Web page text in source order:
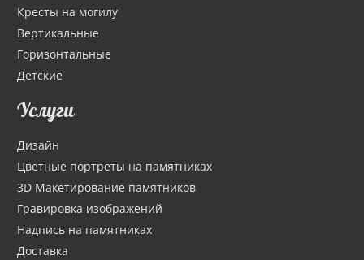
Кресты на могилу
Вертикальные
Горизонтальные
Детские
Услуги
Дизайн
Цветные портреты на памятниках
3D Макетирование памятников
Гравировка изображений
Надпись на памятниках
Доставка